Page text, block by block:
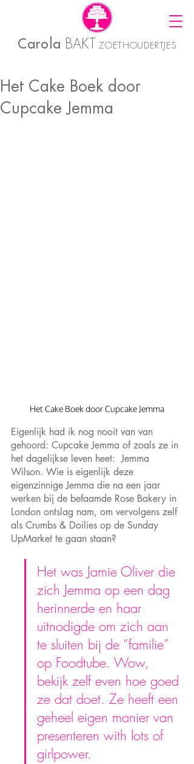
Carola BAKT ZOETHOUDERTJES
Het Cake Boek door
Cupcake Jemma
Het Cake Boek door Cupcake Jemma
Eigenlijk had ik nog nooit van van
gehoord: Cupcake Jemma of zoals ze in
het dagelijkse leven heet:  Jemma
Wilson. Wie is eigenlijk deze
eigenzinnige Jemma die na een jaar
werken bij de befaamde Rose Bakery in
London ontslag nam, om vervolgens zelf
als Crumbs & Doilies op de Sunday
UpMarket te gaan staan?
Het was Jamie Oliver die
zich Jemma op een dag
herinnerde en haar
uitnodigde om zich aan
te sluiten bij de “familie”
op Foodtube. Wow,
bekijk zelf even hoe goed
ze dat doet. Ze heeft een
geheel eigen manier van
presenteren with lots of
girlpower.